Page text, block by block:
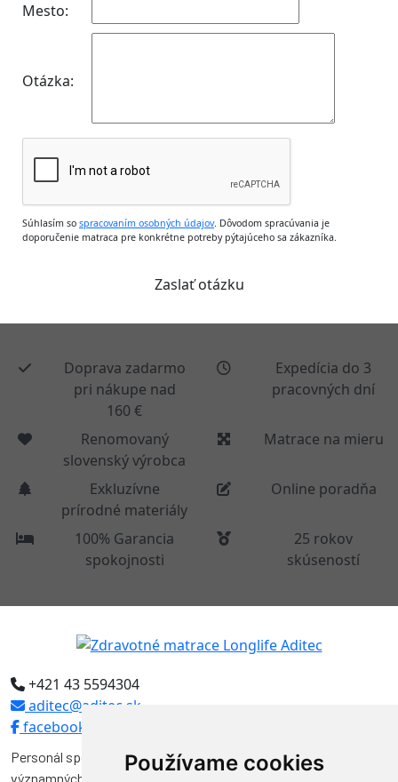
Používame cookies
Mesto:
Otázka:
Súhlasím so spracovaním osobných údajov. Dôvodom spracúvania je
doporučenie matraca pre konkrétne potreby pýtajúceho sa zákazníka.
Doprava zadarmo
pri nákupe nad
160 €
Expedícia do 3
pracovných dní
Renomovaný
slovenský výrobca
Matrace na mieru
Exkluzívne
prírodné materiály
Online poradňa
100% Garancia
spokojnosti
25 rokov
skúseností
+421 43 5594304
aditec@aditec.sk
facebook
Personál spoločnosti Aditec tvoria odborníci, ktorí pôsobili vo
významných funkciách v niekoľkých spoločnostiach na výrobu